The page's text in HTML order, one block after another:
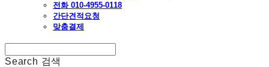
전화 010-4955-0118
간단견적요청
맞춤결제
Search 검색